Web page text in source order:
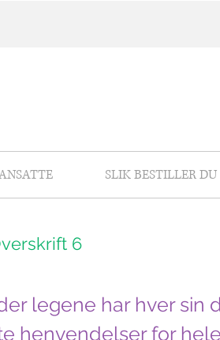
SLIK BESTILLER DU
legene har hver sin
henvendelser for
6